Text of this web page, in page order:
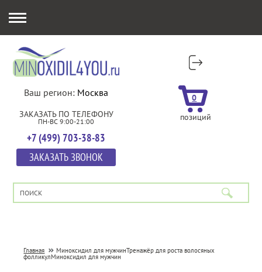
Ваш регион: Москва
ЗАКАЗАТЬ ПО ТЕЛЕФОНУ
ПН-ВС 9:00-21:00
+7 (499) 703-38-83
ЗАКАЗАТЬ ЗВОНОК
0
позиций
Главная Миноксидил для мужчинТренажёр для роста волосяных
фолликулМиноксидил для мужчин